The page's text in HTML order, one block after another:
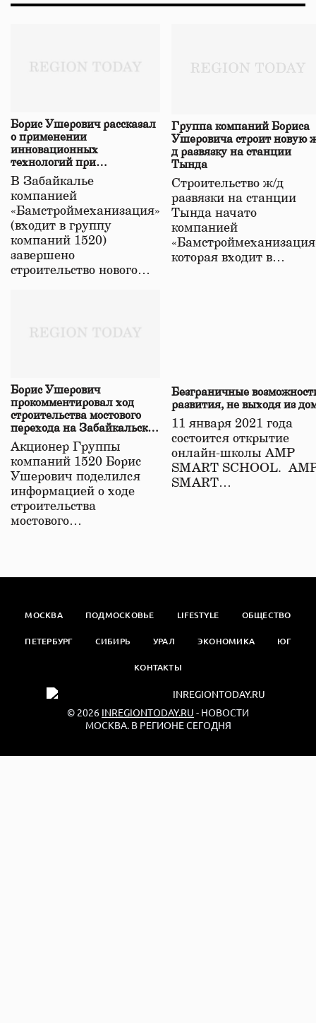
Борис Ушерович рассказал
о применении
инновационных
технологий при
строительстве нового моста
в Забайкалье
В Забайкалье
компанией
«Бамстроймеханизация»
(входит в группу
компаний 1520)
завершено
строительство нового…
Группа компаний Бориса
Ушеровича строит новую
д развязку на станции
Тында
Строительство ж/д
развязки на станции
Тында начато
компанией
которая входит в…
Борис Ушерович
прокомментировал ход
строительства мостового
перехода на Забайкальской
железной дороге
Акционер Группы
компаний 1520 Борис
Ушерович поделился
информацией о ходе
строительства
мостового…
Безграничные
развития, не выходя из
11 января 2021 года
состоится открытие
онлайн-школы АМР
SMART SCHOOL.
SMART…
МОСКВА ПОДМОСКОВЬЕ LIFESTYLE ОБЩЕСТВО
ПЕТЕРБУРГ СИБИРЬ УРАЛ ЭКОНОМИКА ЮГ
КОНТАКТЫ
© 2026 INREGIONTODAY.RU - НОВОСТИ
МОСКВА. В РЕГИОНЕ СЕГОДНЯ